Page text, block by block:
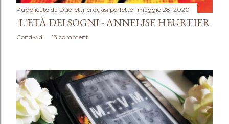
Pubblicato da Due lettrici quasi perfette maggio 28, 2020
L'ETÀ DEI SOGNI - ANNELISE HEURTIER
Condividi 13 commenti